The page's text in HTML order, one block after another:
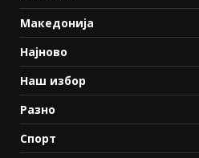
Македонија
Најново
Наш избор
Разно
Спорт